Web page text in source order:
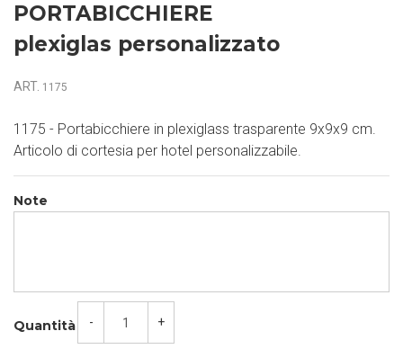
PORTABICCHIERE
plexiglas personalizzato
ART. 1175
1175 - Portabicchiere in plexiglass trasparente 9x9x9 cm.
Articolo di cortesia per hotel personalizzabile.
Note
Quantità - +